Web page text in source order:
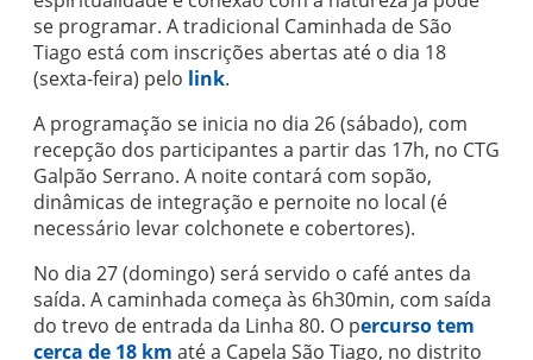
se programar. A tradicional Caminhada de São
Tiago está com inscrições abertas até o dia 18
(sexta-feira) pelo link.
A programação se inicia no dia 26 (sábado), com
recepção dos participantes a partir das 17h, no CTG
Galpão Serrano. A noite contará com sopão,
dinâmicas de integração e pernoite no local (é
necessário levar colchonete e cobertores).
No dia 27 (domingo) será servido o café antes da
saída. A caminhada começa às 6h30min, com saída
do trevo de entrada da Linha 80. O percurso tem
cerca de 18 km até a Capela São Tiago, no distrito